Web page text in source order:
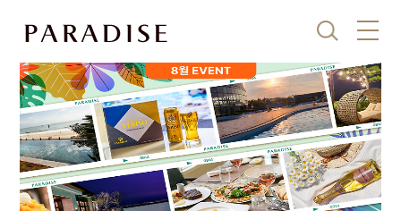
검
메